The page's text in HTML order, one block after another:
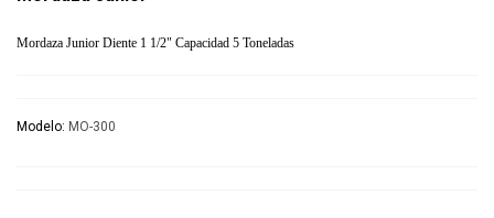
Mordaza Junior Diente 1 1/2" Capacidad 5 Toneladas
Modelo: MO-300